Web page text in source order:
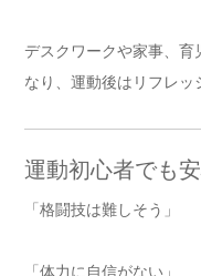
デスクワークや家事、育
なり、運動後はリフレッ
運動初心者でも
「格闘技は難しそう」
「体力に自信がない」